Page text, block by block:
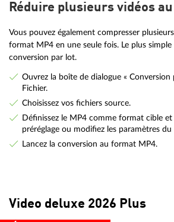
Réduire plusieurs vidéos
Vous pouvez également compresser
format MP4 en une seule fois. Le plus
conversion par lot.
Ouvrez la boîte de dialogue « Conversion
Fichier.
Choisissez vos fichiers source.
Définissez le MP4 comme format cible
préréglage ou modifiez les paramètres du
Lancez la conversion au format MP4.
Video deluxe 2026 Plus